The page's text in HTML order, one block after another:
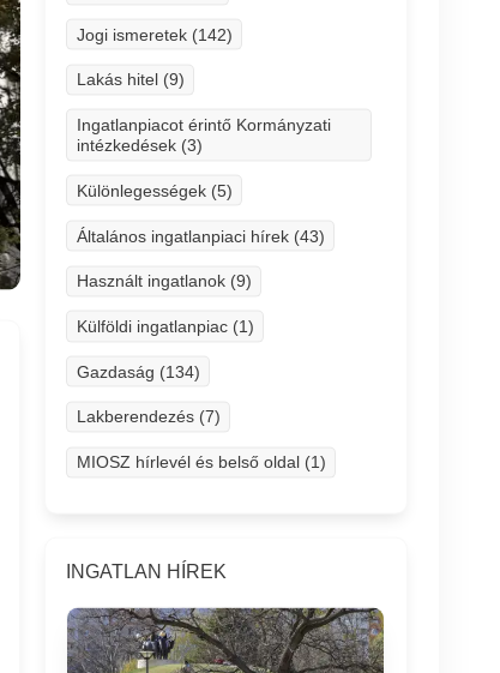
Jogi ismeretek (142)
Lakás hitel (9)
Ingatlanpiacot érintő Kormányzati
intézkedések (3)
Különlegességek (5)
Általános ingatlanpiaci hírek (43)
Használt ingatlanok (9)
Külföldi ingatlanpiac (1)
Gazdaság (134)
Lakberendezés (7)
MIOSZ hírlevél és belső oldal (1)
INGATLAN HÍREK